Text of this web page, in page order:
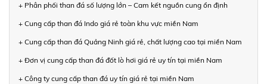
+ Phân phối than đá số lượng lớn – Cam kết nguồn cung ổn định
+ Cung cấp than đá Indo giá rẻ toàn khu vực miền Nam
+ Cung cấp than đá Quảng Ninh giá rẻ, chất lượng cao tại miền Nam
+ Đơn vị cung cấp than đá đốt lò hơi giá rẻ uy tín tại miền Nam
+ Công ty cung cấp than đá uy tín giá rẻ tại miền Nam